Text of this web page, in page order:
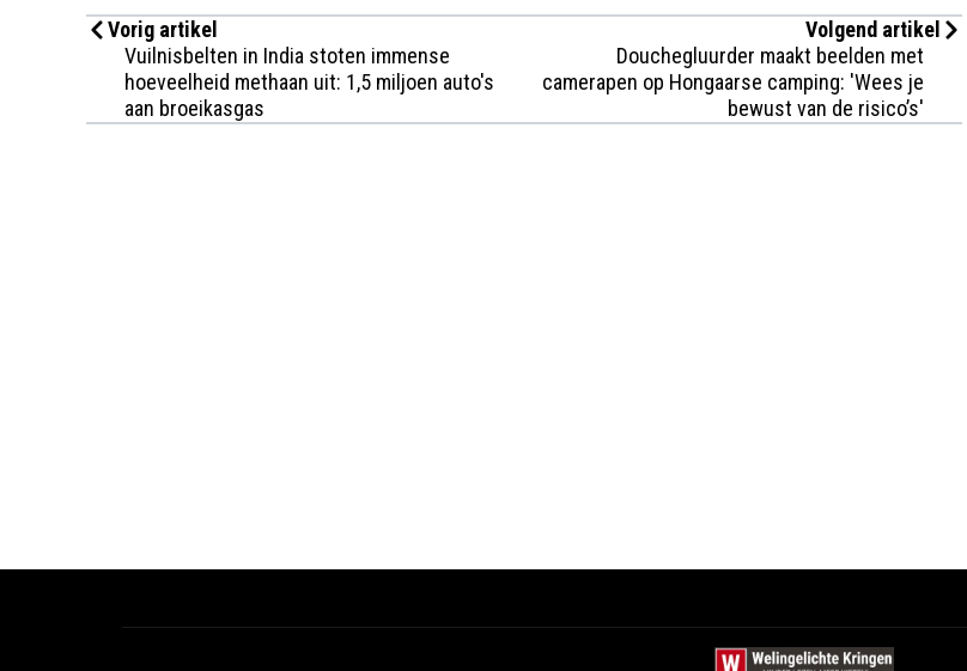
Vorig artikel
Vuilnisbelten in India stoten immense
hoeveelheid methaan uit: 1,5 miljoen auto's
aan broeikasgas
Volgend artikel
Douchegluurder maakt beelden met
camerapen op Hongaarse camping: 'Wees je
bewust van de risico’s'